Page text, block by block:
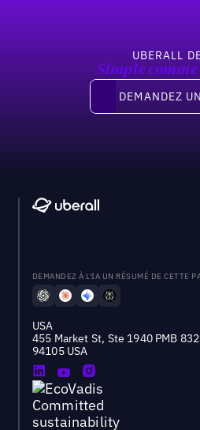
UBERALL
Simple
Demandez une
DEMANDEZ
DEMANDEZ À L'IA UN RÉSUMÉ DE CETTE
USA
455 Market St, Ste 1940 PMB
94105 USA